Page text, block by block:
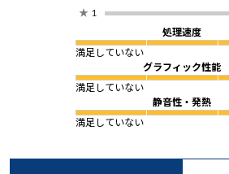
★ 1
処理速度
満足していない
グラフィック性能
満足していない
静音性・発熱
満足していない